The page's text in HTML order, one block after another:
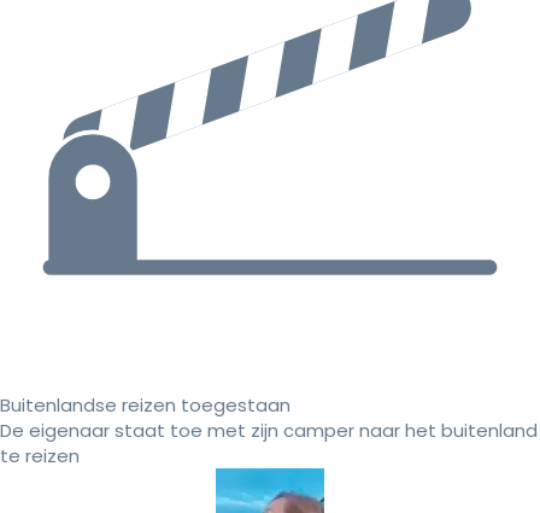
Buitenlandse reizen toegestaan
De eigenaar staat toe met zijn camper naar het buitenland
te reizen